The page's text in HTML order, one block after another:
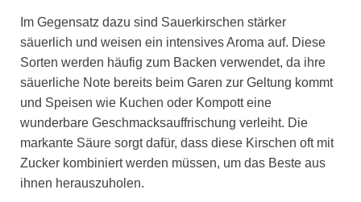
Im Gegensatz dazu sind Sauerkirschen stärker
säuerlich und weisen ein intensives Aroma auf. Diese
Sorten werden häufig zum Backen verwendet, da ihre
säuerliche Note bereits beim Garen zur Geltung kommt
und Speisen wie Kuchen oder Kompott eine
wunderbare Geschmacksauffrischung verleiht. Die
markante Säure sorgt dafür, dass diese Kirschen oft mit
Zucker kombiniert werden müssen, um das Beste aus
ihnen herauszuholen.